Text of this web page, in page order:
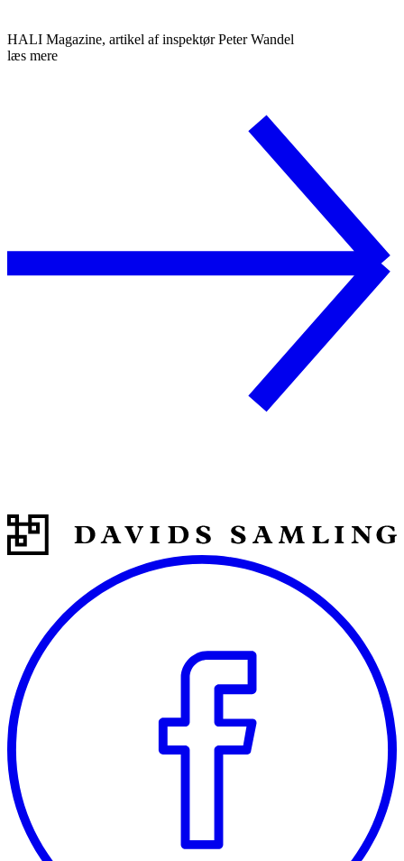
HALI Magazine, artikel af inspektør Peter Wandel
læs mere